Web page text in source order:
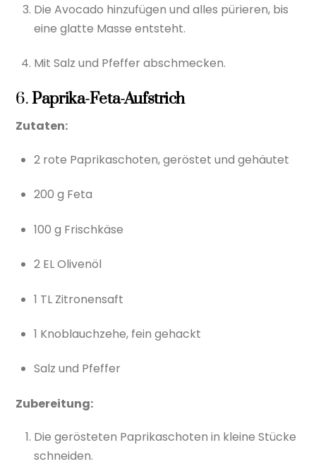
Die Avocado hinzufügen und alles pürieren, bis
eine glatte Masse entsteht.
Mit Salz und Pfeffer abschmecken.
6.Paprika-Feta-Aufstrich
Zutaten:
2 rote Paprikaschoten, geröstet und gehäutet
200 g Feta
100 g Frischkäse
2 EL Olivenöl
1 TL Zitronensaft
1 Knoblauchzehe, fein gehackt
Salz und Pfeffer
Zubereitung:
Die gerösteten Paprikaschoten in kleine Stücke
schneiden.